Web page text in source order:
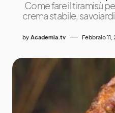
Come fare il tiramisù
crema stabile,
by Academia.tv Febbraio 11,